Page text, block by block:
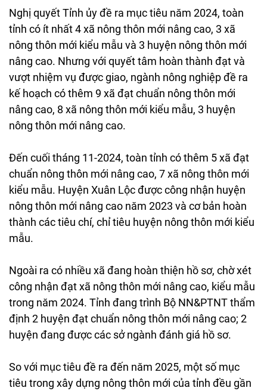
Nghị quyết Tỉnh ủy đề ra mục tiêu năm 2024, toàn
tỉnh có ít nhất 4 xã nông thôn mới nâng cao, 3 xã
nông thôn mới kiểu mẫu và 3 huyện nông thôn mới
nâng cao. Nhưng với quyết tâm hoàn thành đạt và
vượt nhiệm vụ được giao, ngành nông nghiệp đề ra
kế hoạch có thêm 9 xã đạt chuẩn nông thôn mới
nâng cao, 8 xã nông thôn mới kiểu mẫu, 3 huyện
nông thôn mới nâng cao.
Đến cuối tháng 11-2024, toàn tỉnh có thêm 5 xã đạt
chuẩn nông thôn mới nâng cao, 7 xã nông thôn mới
kiểu mẫu. Huyện Xuân Lộc được công nhận huyện
nông thôn mới nâng cao năm 2023 và cơ bản hoàn
thành các tiêu chí, chỉ tiêu huyện nông thôn mới kiểu
mẫu.
Ngoài ra có nhiều xã đang hoàn thiện hồ sơ, chờ xét
công nhận đạt xã nông thôn mới nâng cao, kiểu mẫu
trong năm 2024. Tỉnh đang trình Bộ NN&PTNT thẩm
định 2 huyện đạt chuẩn nông thôn mới nâng cao; 2
huyện đang được các sở ngành đánh giá hồ sơ.
So với mục tiêu đề ra đến năm 2025, một số mục
tiêu trong xây dựng nông thôn mới của tỉnh đều gần